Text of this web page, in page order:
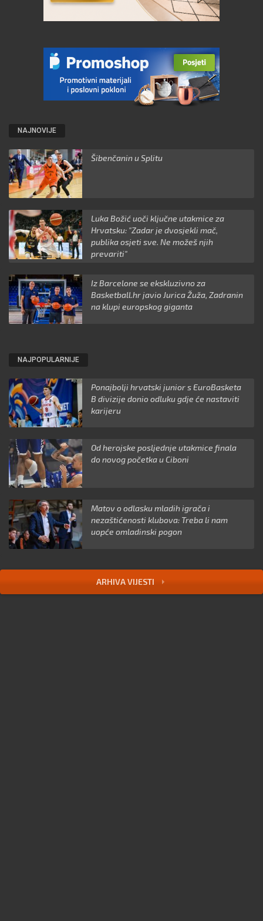
NAJNOVIJE
Šibenčanin u Splitu
Luka Božić uoči ključne utakmice za
Hrvatsku: "Zadar je dvosjekli mač,
publika osjeti sve. Ne možeš njih
prevariti"
Iz Barcelone se ekskluzivno za
Basketball.hr javio Jurica Žuža, Zadranin
na klupi europskog giganta
NAJPOPULARNIJE
Ponajbolji hrvatski junior s EuroBasketa
B divizije donio odluku gdje će nastaviti
karijeru
Od herojske posljednje utakmice finala
do novog početka u Ciboni
Matov o odlasku mladih igrača i
nezaštićenosti klubova: Treba li nam
uopće omladinski pogon
ARHIVA VIJESTI